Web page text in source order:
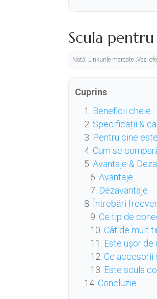
Scula
Notă: Linkurile marcate „Vezi
Cuprins
Beneficii cheie
Specificații &
Pentru cine
Cum se
Avantaje &
Avantaje
Dezavantaje
Întrebări
Ce tip de
Cât de mult
Este ușor de
Ce accesorii
Este scula
Concluzie